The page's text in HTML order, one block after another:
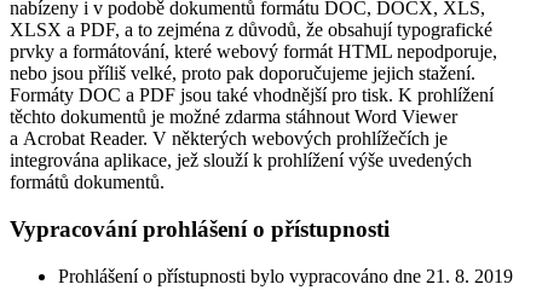
nabízeny i v podobě dokumentů formátu DOC, DOCX, XLS,
XLSX a PDF, a to zejména z důvodů, že obsahují typografické
prvky a formátování, které webový formát HTML nepodporuje,
nebo jsou příliš velké, proto pak doporučujeme jejich stažení.
Formáty DOC a PDF jsou také vhodnější pro tisk. K prohlížení
těchto dokumentů je možné zdarma stáhnout Word Viewer
a Acrobat Reader. V některých webových prohlížečích je
integrována aplikace, jež slouží k prohlížení výše uvedených
formátů dokumentů.
Vypracování prohlášení o přístupnosti
Prohlášení o přístupnosti bylo vypracováno dne 21. 8. 2019